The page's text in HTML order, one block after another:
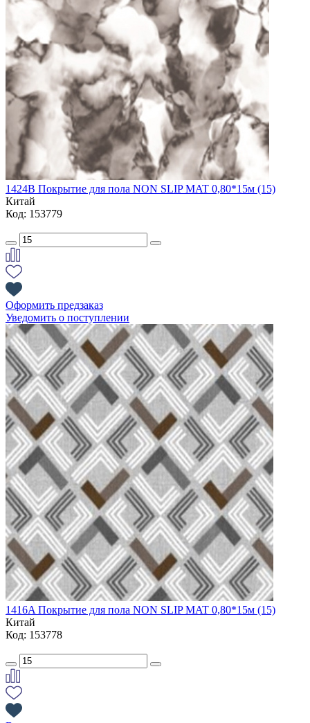
1424B Покрытие для пола NON SLIP MAT 0,80*15м (15)
Китай
Код: 153779
Оформить предзаказ
Уведомить о поступлении
1416A Покрытие для пола NON SLIP MAT 0,80*15м (15)
Китай
Код: 153778